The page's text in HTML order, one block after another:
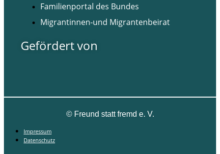
Familienportal des Bundes
Migrantinnen-und Migrantenbeirat
Gefördert von
©Freund statt fremd e. V.
Impressum
Datenschutz